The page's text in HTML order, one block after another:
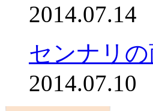
2014.07.14
センナリ
2014.07.10